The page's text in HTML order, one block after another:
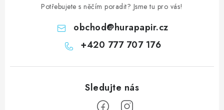
Potřebujete s něčím poradit? Jsme tu pro vás!
obchod@hurapapir.cz
+420 777 707 176